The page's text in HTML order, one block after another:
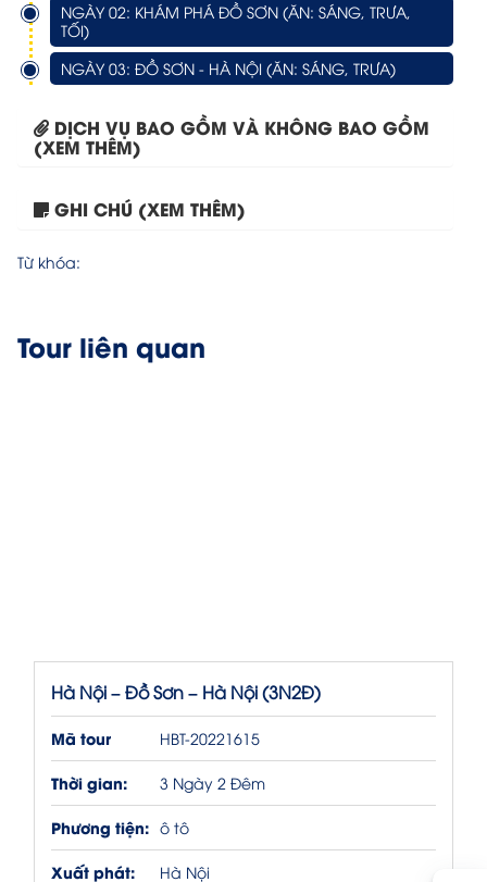
NGÀY 02: KHÁM PHÁ ĐỒ SƠN (ĂN: SÁNG, TRƯA,
TỐI)
NGÀY 03: ĐỒ SƠN - HÀ NỘI (ĂN: SÁNG, TRƯA)
DỊCH VỤ BAO GỒM VÀ KHÔNG BAO GỒM
(XEM THÊM)
GHI CHÚ (XEM THÊM)
Từ khóa:
Tour liên quan
Hà Nội – Đồ Sơn – Hà Nội (3N2Đ)
Mã tour HBT-20221615
Thời gian: 3 Ngày 2 Đêm
Phương tiện: ô tô
Xuất phát: Hà Nội